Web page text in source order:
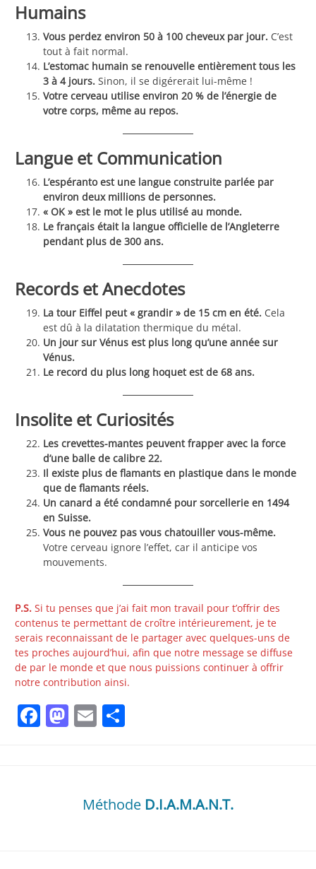
Humains
Vous perdez environ 50 à 100 cheveux par jour. C’est
tout à fait normal.
L’estomac humain se renouvelle entièrement tous les
3 à 4 jours. Sinon, il se digérerait lui-même !
Votre cerveau utilise environ 20 % de l’énergie de
votre corps, même au repos.
Langue et Communication
L’espéranto est une langue construite parlée par
environ deux millions de personnes.
« OK » est le mot le plus utilisé au monde.
Le français était la langue officielle de l’Angleterre
pendant plus de 300 ans.
Records et Anecdotes
La tour Eiffel peut « grandir » de 15 cm en été. Cela
est dû à la dilatation thermique du métal.
Un jour sur Vénus est plus long qu’une année sur
Vénus.
Le record du plus long hoquet est de 68 ans.
Insolite et Curiosités
Les crevettes-mantes peuvent frapper avec la force
d’une balle de calibre 22.
Il existe plus de flamants en plastique dans le monde
que de flamants réels.
Un canard a été condamné pour sorcellerie en 1494
en Suisse.
Vous ne pouvez pas vous chatouiller vous-même.
Votre cerveau ignore l’effet, car il anticipe vos
mouvements.
P.S. Si tu penses que j’ai fait mon travail pour t’offrir des
contenus te permettant de croître intérieurement, je te
serais reconnaissant de le partager avec quelques-uns de
tes proches aujourd’hui, afin que notre message se diffuse
de par le monde et que nous puissions continuer à offrir
notre contribution ainsi.
Facebook
Mastodon
Email
Méthode D.I.A.M.A.N.T.